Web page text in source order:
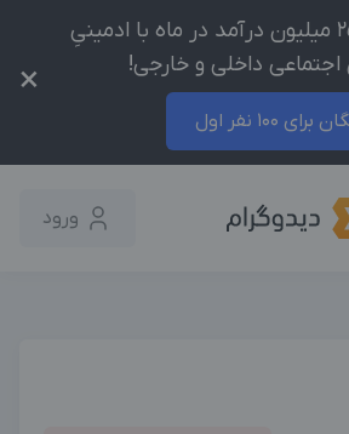
وبینار رایگان: +25 میلیون درآمد در ماه با ادمینیِ
داخلی و خارجی!
برای 100 نفر اول
×
ورود